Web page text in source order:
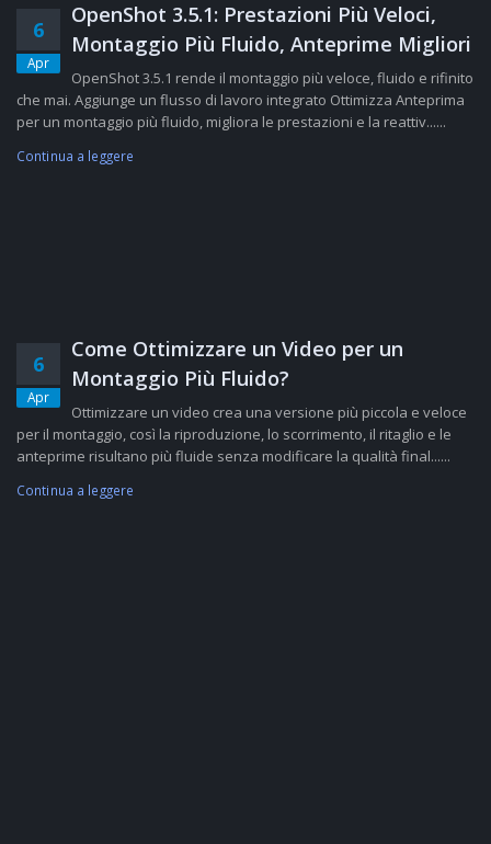
6
Apr
OpenShot 3.5.1: Prestazioni Più Veloci,
Montaggio Più Fluido, Anteprime Migliori
OpenShot 3.5.1 rende il montaggio più veloce, fluido e rifinito
che mai. Aggiunge un flusso di lavoro integrato Ottimizza Anteprima
per un montaggio più fluido, migliora le prestazioni e la reattiv......
Continua a leggere
6
Apr
Come Ottimizzare un Video per un
Montaggio Più Fluido?
Ottimizzare un video crea una versione più piccola e veloce
per il montaggio, così la riproduzione, lo scorrimento, il ritaglio e le
anteprime risultano più fluide senza modificare la qualità final......
Continua a leggere